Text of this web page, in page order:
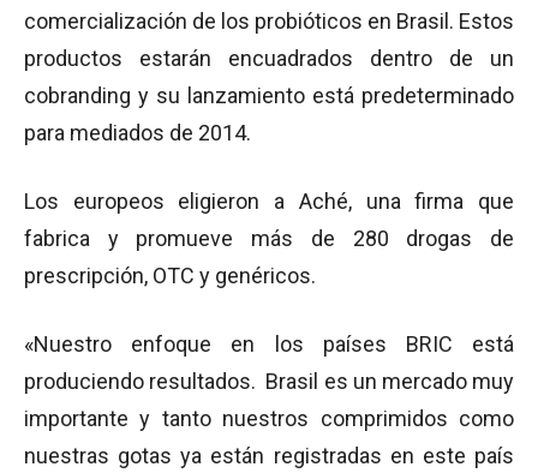
comercialización de los probióticos en Brasil. Estos
productos estarán encuadrados dentro de un
cobranding y su lanzamiento está predeterminado
para mediados de 2014.
Los europeos eligieron a Aché, una firma que
fabrica y promueve más de 280 drogas de
prescripción, OTC y genéricos.
«Nuestro enfoque en los países BRIC está
produciendo resultados. Brasil es un mercado muy
importante y tanto nuestros comprimidos como
nuestras gotas ya están registradas en este país